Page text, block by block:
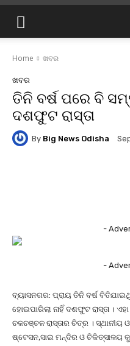
Home ଖବର
ଖବର
ତିନି ବର୍ଷ ପରେ ବି
ଦଶଫୁଟ ରାସ୍ତା
By Big News Odisha
-
-
ବ୍ୟାସନଗର: ପ୍ରାୟ ତିନି ବର୍ଷ
ହୋଇପାରିଲା ନାହିଁ ଦଶଫୁଟ ରାସ୍ତା ।
ଚଳଚଞ୍ଚଳ ରାସ୍ତାର ଚିତ୍ର । ସ୍ଥାନୀୟ
ଷ୍ଟେସନ,ସାଇ ମନ୍ଦିର ଓ ଚିକିତ୍ସାଳୟ କୁ